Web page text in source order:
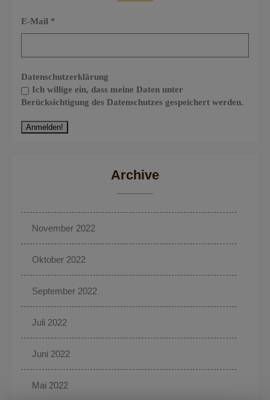
E-Mail *
Datenschutzerklärung
Ich willige ein, dass meine Daten unter
Berücksichtigung des Datenschutzes gespeichert werden.
Archive
November 2022
Oktober 2022
September 2022
Juli 2022
Juni 2022
Mai 2022